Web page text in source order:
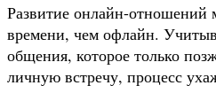
Развитие онлайн-отношений
времени, чем офлайн.
общения, которое только
личную встречу, процесс